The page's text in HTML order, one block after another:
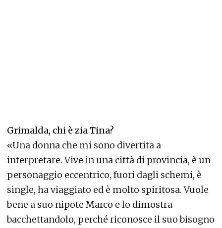
Grimalda, chi è zia Tina?
«Una donna che mi sono divertita a
interpretare. Vive in una città di provincia, è un
personaggio eccentrico, fuori dagli schemi, è
single, ha viaggiato ed è molto spiritosa. Vuole
bene a suo nipote Marco e lo dimostra
bacchettandolo, perché riconosce il suo bisogno